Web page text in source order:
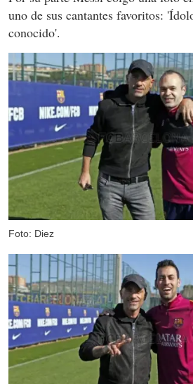
uno de sus cantantes favoritos:
conocido'.
Foto: Diez